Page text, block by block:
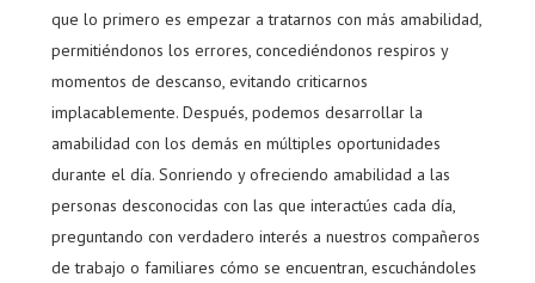
que lo primero es empezar a tratarnos con más amabilidad,
permitiéndonos los errores, concediéndonos respiros y
momentos de descanso, evitando criticarnos
implacablemente. Después, podemos desarrollar la
amabilidad con los demás en múltiples oportunidades
durante el día. Sonriendo y ofreciendo amabilidad a las
personas desconocidas con las que interactúes cada día,
preguntando con verdadero interés a nuestros compañeros
de trabajo o familiares cómo se encuentran, escuchándoles